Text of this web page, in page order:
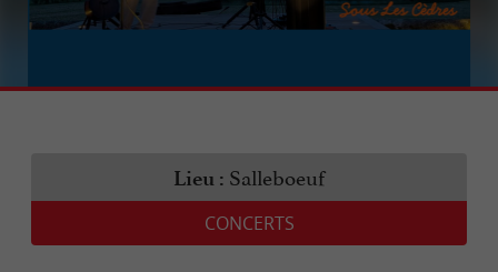
Lieu : Salleboeuf
CONCERTS